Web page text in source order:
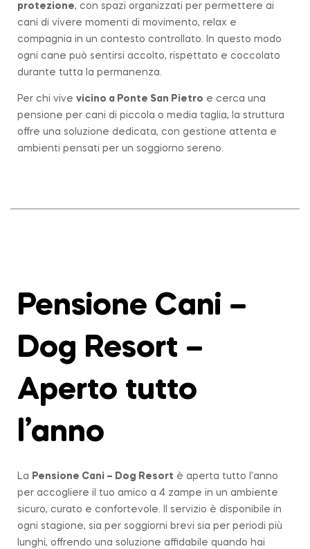
protezione, con spazi organizzati per permettere ai
cani di vivere momenti di movimento, relax e
compagnia in un contesto controllato. In questo modo
ogni cane può sentirsi accolto, rispettato e coccolato
durante tutta la permanenza.
Per chi vive vicino a Ponte San Pietro e cerca una
pensione per cani di piccola o media taglia, la struttura
offre una soluzione dedicata, con gestione attenta e
ambienti pensati per un soggiorno sereno.
Pensione Cani –
Dog Resort –
Aperto tutto
l’anno
La Pensione Cani – Dog Resort è aperta tutto l’anno
per accogliere il tuo amico a 4 zampe in un ambiente
sicuro, curato e confortevole. Il servizio è disponibile in
ogni stagione, sia per soggiorni brevi sia per periodi più
lunghi, offrendo una soluzione affidabile quando hai